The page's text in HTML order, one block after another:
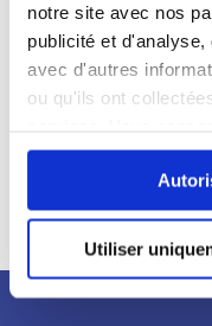
notre site avec nos
publicité et
avec d'autres
ou qu'ils ont
continuez à utiliser
Utiliser
de